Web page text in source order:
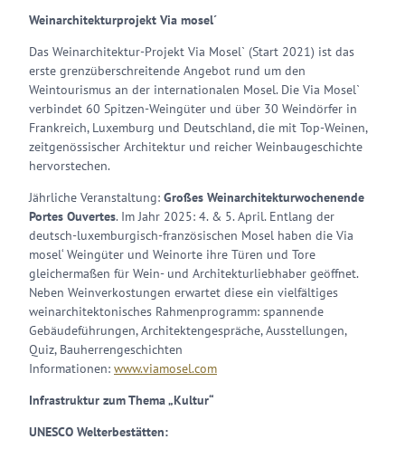
Weinarchitekturprojekt Via mosel´
Das Weinarchitektur-Projekt Via Mosel` (Start 2021) ist das
erste grenzüberschreitende Angebot rund um den
Weintourismus an der internationalen Mosel. Die Via Mosel`
verbindet 60 Spitzen-Weingüter und über 30 Weindörfer in
Frankreich, Luxemburg und Deutschland, die mit Top-Weinen,
zeitgenössischer Architektur und reicher Weinbaugeschichte
hervorstechen.
Jährliche Veranstaltung: Großes Weinarchitekturwochenende
Portes Ouvertes. Im Jahr 2025: 4. & 5. April. Entlang der
deutsch-luxemburgisch-französischen Mosel haben die Via
mosel‘ Weingüter und Weinorte ihre Türen und Tore
gleichermaßen für Wein- und Architekturliebhaber geöffnet.
Neben Weinverkostungen erwartet diese ein vielfältiges
weinarchitektonisches Rahmenprogramm: spannende
Gebäudeführungen, Architektengespräche, Ausstellungen,
Quiz, Bauherrengeschichten
Informationen: www.viamosel.com
Infrastruktur zum Thema „Kultur“
UNESCO Welterbestätten: